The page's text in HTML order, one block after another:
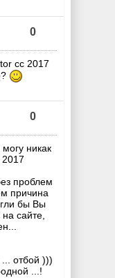
0
cc 2017
0
никак
2017
проблем
причина
бы Вы
на сайте,
отбой )))
...!